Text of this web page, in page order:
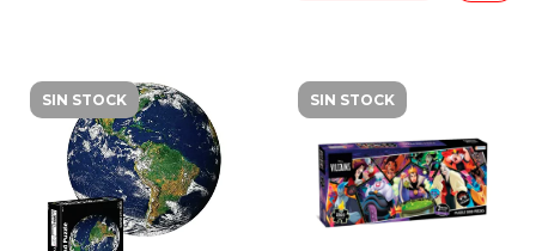
SIN STOCK SIN STOCK